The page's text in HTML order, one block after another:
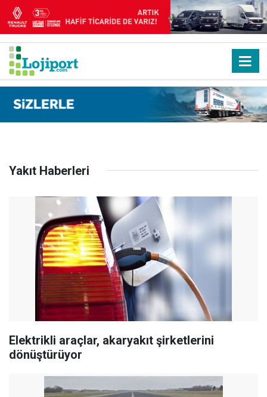
Yakıt Haberleri
Elektrikli araçlar, akaryakıt şirketlerini
dönüştürüyor